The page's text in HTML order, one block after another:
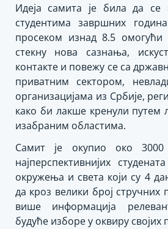
Идеја самита је била да се
студентима завршних
просеком изнад 8.5
стекну нова сазнања,
контакте и повежу се са
приватним сектором,
организацијама из Србије,
како би лакше кренули путем
изабраним областима.
Самит је окупио око 3000
најперспективнијих
окружења и света који су 4
да кроз велики број стручних
више информација
будуће изборе у оквиру својих